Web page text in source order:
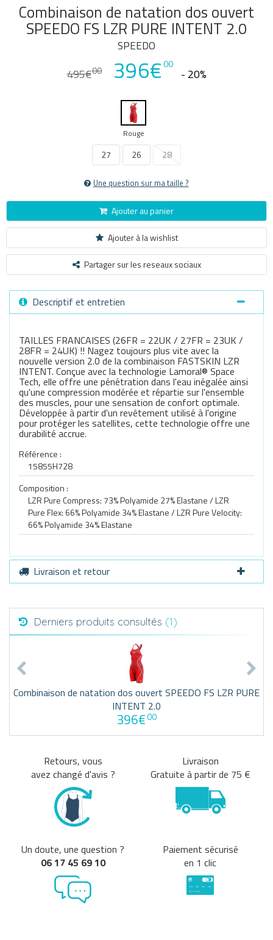
Combinaison de natation dos ouvert
SPEEDO FS LZR PURE INTENT 2.0
SPEEDO
495€00 396€00
- 20%
Rouge
27 26 28
Une question sur ma taille ?
Ajouter au panier
Ajouter à la wishlist
Partager sur les reseaux sociaux
Descriptif et entretien
TAILLES FRANCAISES (26FR = 22UK / 27FR = 23UK /
28FR = 24UK) !! Nagez toujours plus vite avec la
nouvelle version 2.0 de la combinaison FASTSKIN LZR
INTENT. Conçue avec la technologie Lamoral® Space
Tech, elle offre une pénétration dans l'eau inégalée ainsi
qu'une compression modérée et répartie sur l'ensemble
des muscles, pour une sensation de confort optimale.
Développée à partir d'un revêtement utilisé à l'origine
pour protéger les satellites, cette technologie offre une
durabilité accrue.
Référence :
15855H728
Composition :
LZR Pure Compress: 73% Polyamide 27% Elastane / LZR
Pure Flex: 66% Polyamide 34% Elastane / LZR Pure Velocity:
66% Polyamide 34% Elastane
Livraison et retour
Derniers produits consultés (1)
Combinaison de natation dos ouvert SPEEDO FS LZR PURE
INTENT 2.0
396€00
Retours, vous
avez changé d'avis ?
Livraison
Gratuite à partir de 75 €
Un doute, une question ?
06 17 45 69 10
Paiement sécurisé
en 1 clic